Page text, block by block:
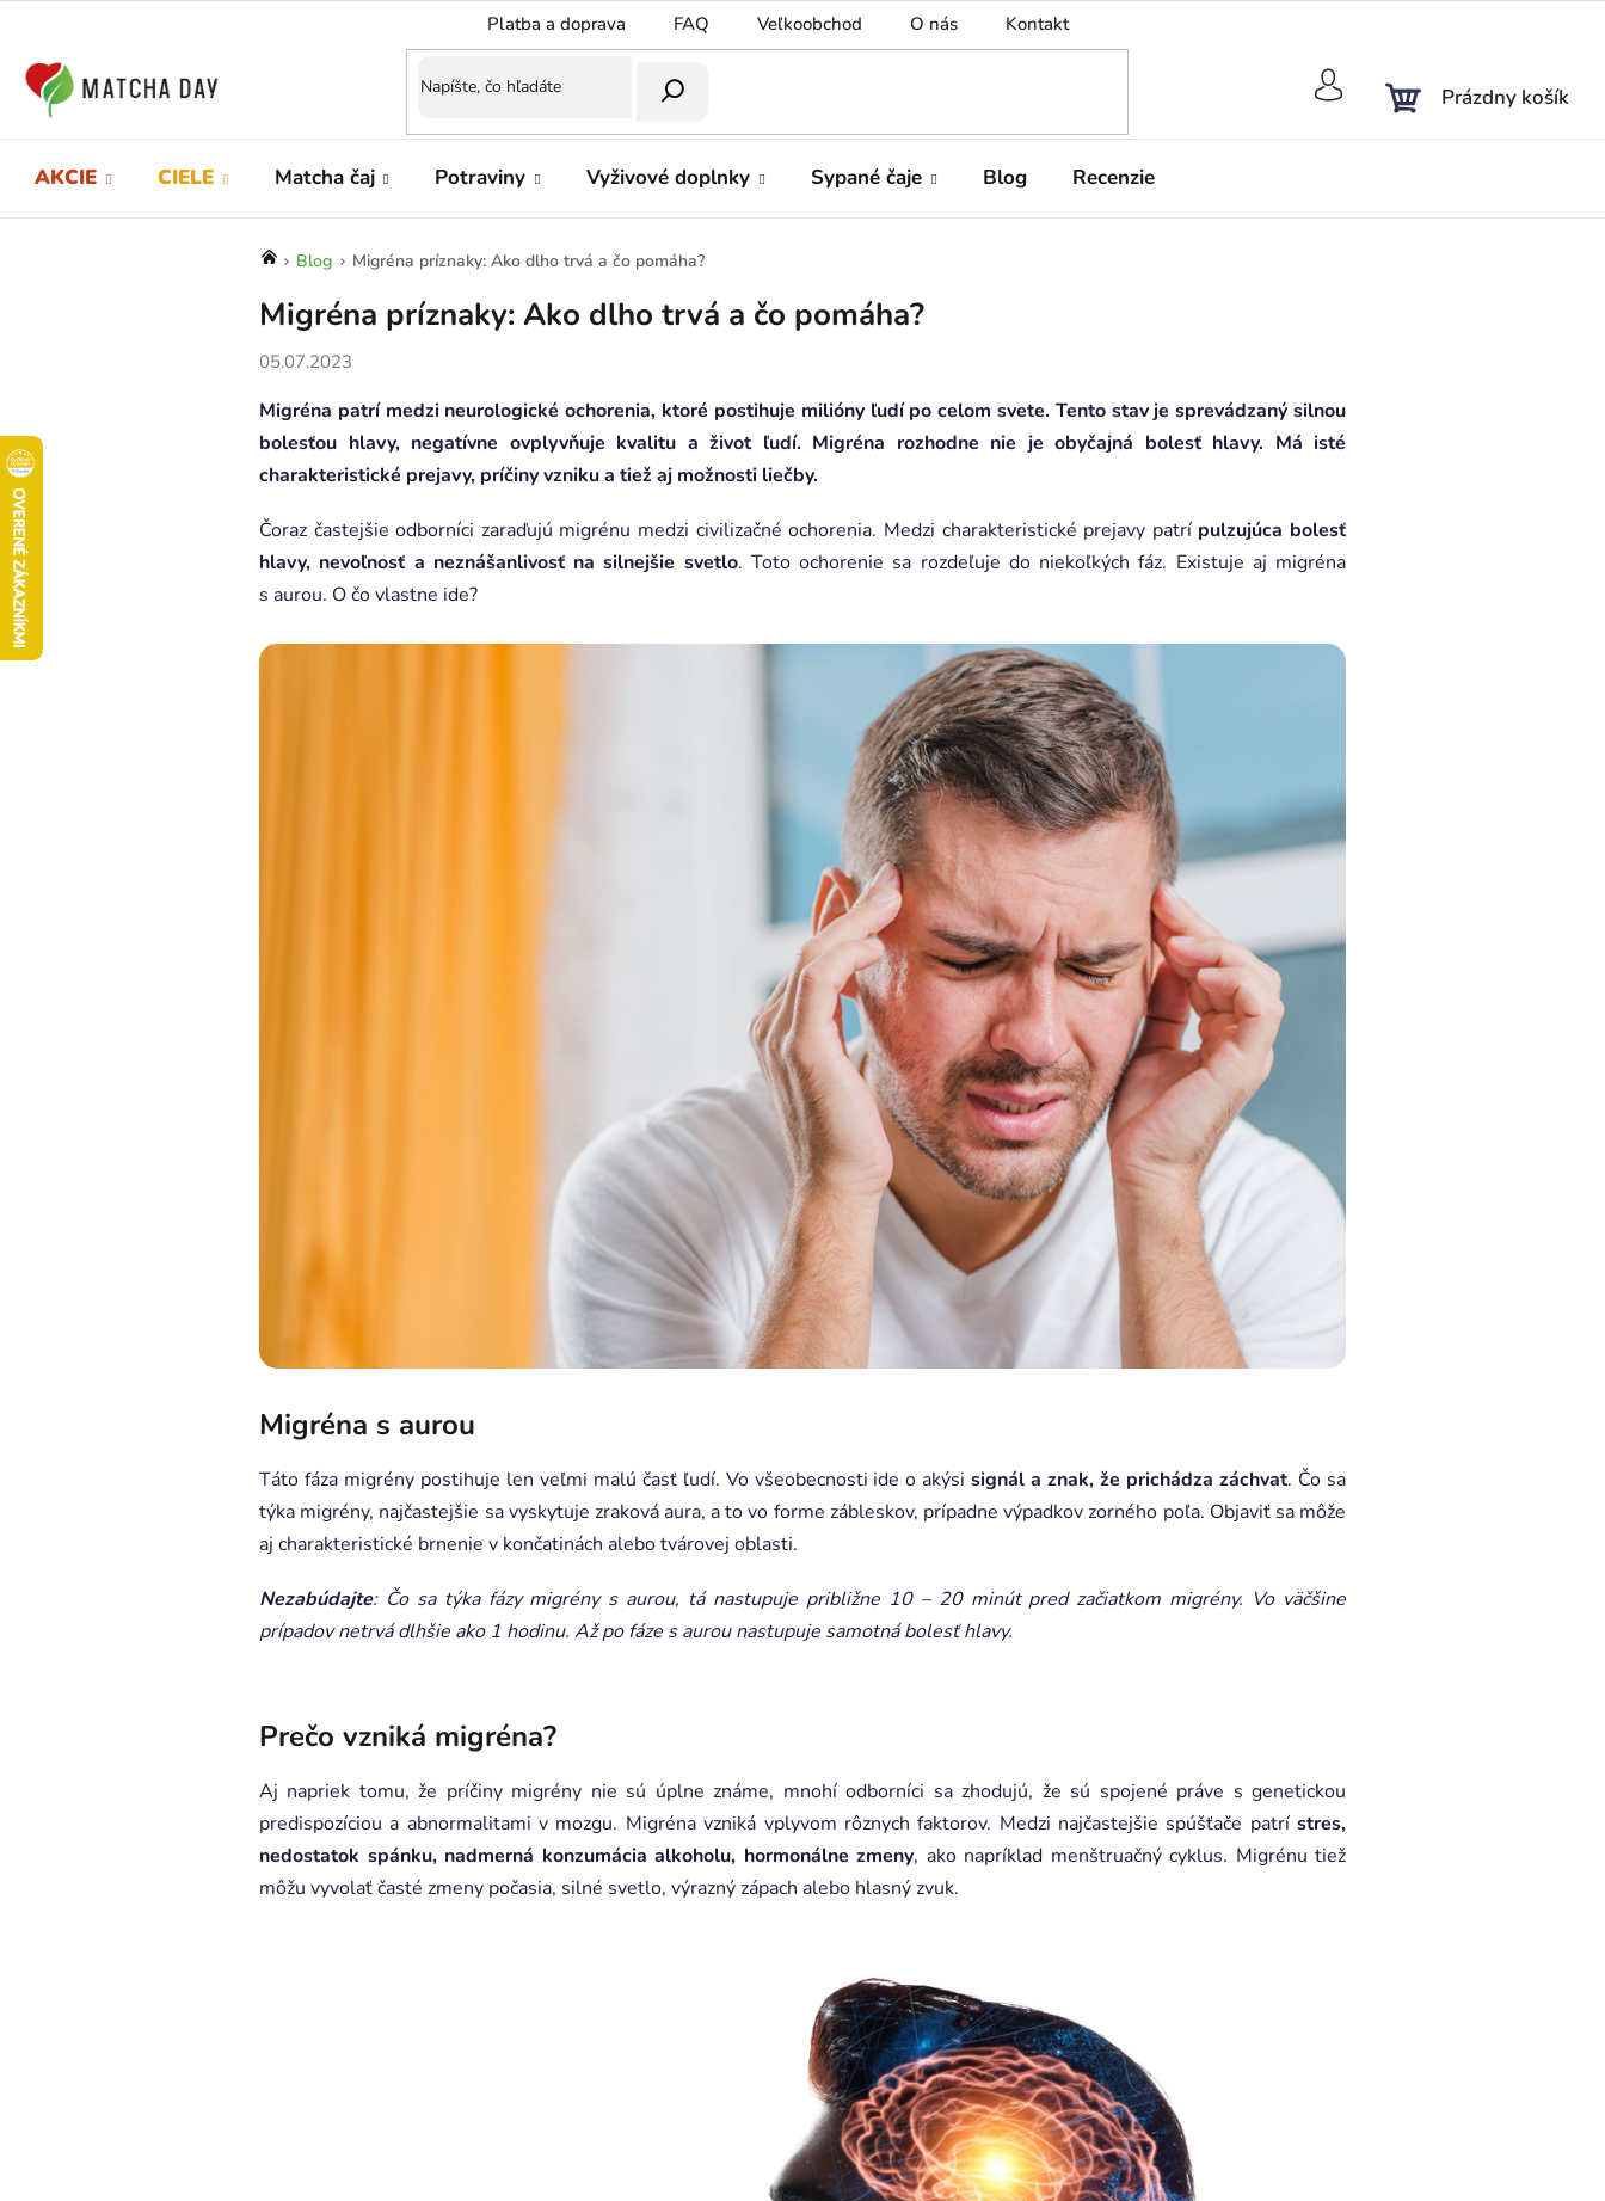
Platba a doprava FAQ Veľkoobchod O nás Kontakt
NÁKUPNÝ
Prázdny košík
AKCIE CIELE Matcha čaj Potraviny Vyživové doplnky Sypané čaje Blog Recenzie
Domov
Blog Migréna príznaky: Ako dlho trvá a čo pomáha?
Migréna príznaky: Ako dlho trvá a čo pomáha?
05.07.2023
Migréna patrí medzi neurologické ochorenia, ktoré postihuje milióny ľudí po celom svete. Tento stav je sprevádzaný silnou
bolesťou hlavy, negatívne ovplyvňuje kvalitu a život ľudí. Migréna rozhodne nie je obyčajná bolesť hlavy. Má isté
charakteristické prejavy, príčiny vzniku a tiež aj možnosti liečby.
Čoraz častejšie odborníci zaraďujú migrénu medzi civilizačné ochorenia. Medzi charakteristické prejavy patrí pulzujúca bolesť
hlavy, nevoľnosť a neznášanlivosť na silnejšie svetlo. Toto ochorenie sa rozdeľuje do niekoľkých fáz. Existuje aj migréna
s aurou. O čo vlastne ide?
Migréna s aurou
Táto fáza migrény postihuje len veľmi malú časť ľudí. Vo všeobecnosti ide o akýsisignál a znak, že prichádza záchvat. Čo sa
týka migrény, najčastejšie sa vyskytuje zraková aura, a to vo forme zábleskov, prípadne výpadkov zorného poľa. Objaviť sa môže
aj charakteristické brnenie v končatinách alebo tvárovej oblasti.
Nezabúdajte: Čo sa týka fázy migrény s aurou, tá nastupuje približne 10 – 20 minút pred začiatkom migrény. Vo väčšine
prípadov netrvá dlhšie ako 1 hodinu. Až po fáze s aurou nastupuje samotná bolesť hlavy.
Prečo vzniká migréna?
Aj napriek tomu, že príčiny migrény nie sú úplne známe, mnohí odborníci sa zhodujú, že sú spojené práve s genetickou
predispozíciou a abnormalitami v mozgu. Migréna vzniká vplyvom rôznych faktorov. Medzi najčastejšie spúšťače patrí stres,
nedostatok spánku, nadmerná konzumácia alkoholu, hormonálne zmeny, ako napríklad menštruačný cyklus. Migrénu tiež
môžu vyvolať časté zmeny počasia, silné svetlo, výrazný zápach alebo hlasný zvuk.